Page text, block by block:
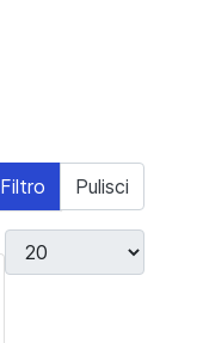
Filtro Pulisci
Visualizza #